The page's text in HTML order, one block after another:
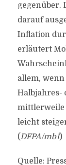
gegenüber.
darauf
Inflation
erläutert
allem,
Halbjahres-
mittlerweile
leicht
(DFPA/mb1)
Quelle: